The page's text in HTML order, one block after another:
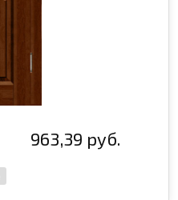
963,39 руб.